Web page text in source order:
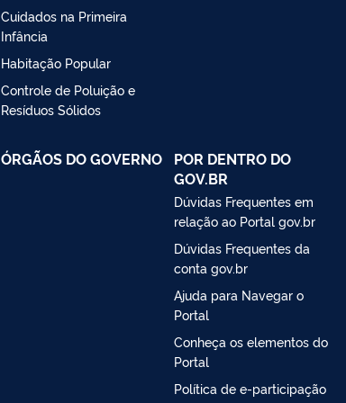
Cuidados na Primeira
Infância
Habitação Popular
Controle de Poluição e
Resíduos Sólidos
ÓRGÃOS DO GOVERNO
POR DENTRO DO
GOV.BR
Dúvidas Frequentes em
relação ao Portal gov.br
Dúvidas Frequentes da
conta gov.br
Ajuda para Navegar o
Portal
Conheça os elementos do
Portal
Política de e-participação